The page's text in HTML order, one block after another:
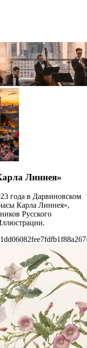
Линнея»
года в Дарвиновском
Карла Линнея»,
Русского